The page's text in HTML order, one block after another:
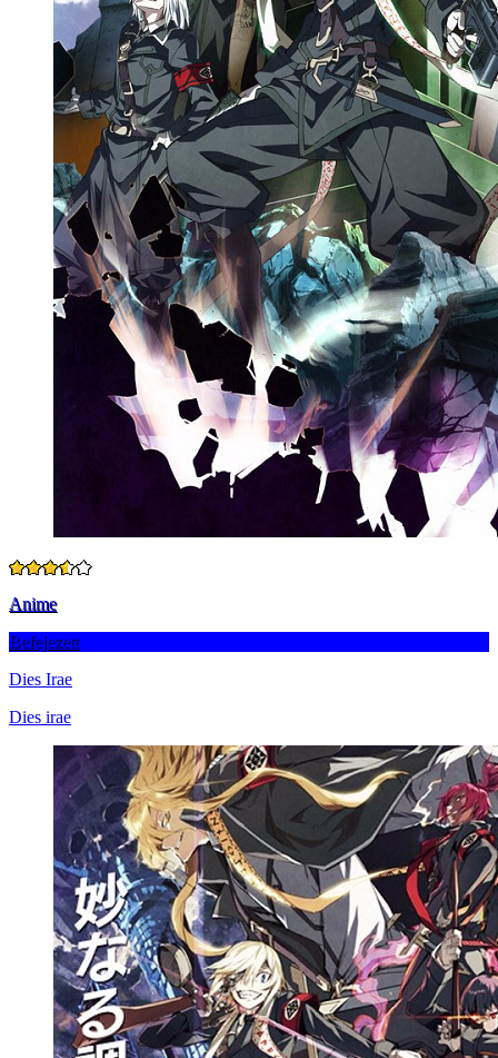
Anime
Befejezett
Dies Irae
Dies irae